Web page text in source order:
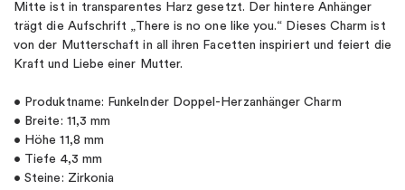
Mitte ist in transparentes Harz gesetzt. Der hintere Anhänger
trägt die Aufschrift „There is no one like you.“ Dieses Charm ist
von der Mutterschaft in all ihren Facetten inspiriert und feiert die
Kraft und Liebe einer Mutter.
• Produktname: Funkelnder Doppel-Herzanhänger Charm
• Breite: 11,3 mm
• Höhe 11,8 mm
• Tiefe 4,3 mm
• Steine: Zirkonia